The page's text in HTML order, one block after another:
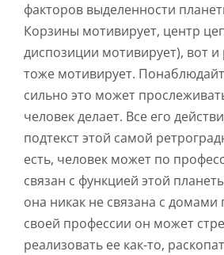
факторов выделенности
Корзины мотивирует, центр
диспозиции мотивирует), вот и
тоже мотивирует.
сильно это может
человек делает. Все его
подтекст этой самой
есть, человек может по
связан с функцией этой
она никак не связана с
своей профессии он может
реализовать ее как-то,